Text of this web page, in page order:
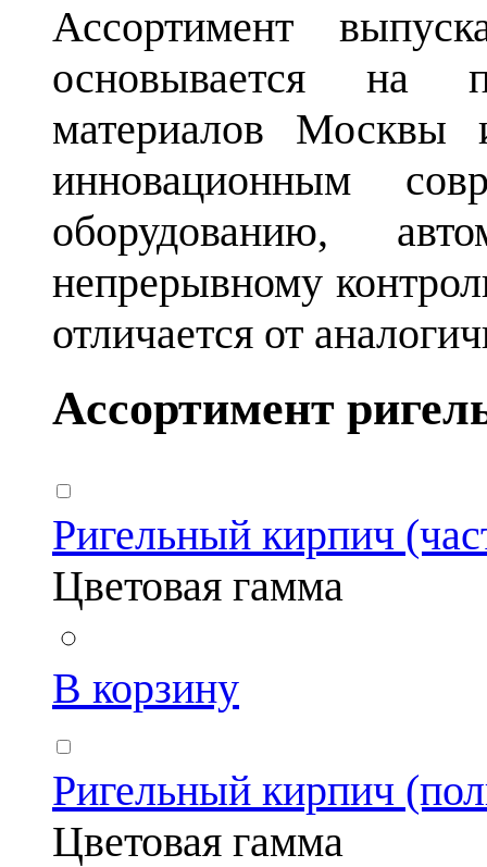
Ассортимент
основывается на
материалов Москвы
инновационным
оборудованию,
непрерывному
отличается от
Ассортимент
Ригельный кирпич
Цветовая гамма
В корзину
Ригельный кирпич
Цветовая гамма